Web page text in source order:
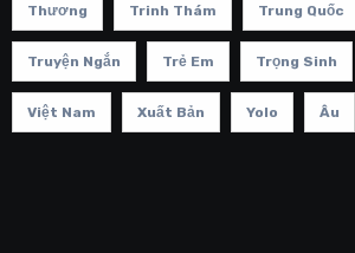
Thương Trinh Thám Trung Quốc
Truyện Ngắn Trẻ Em Trọng Sinh
Việt Nam Xuất Bản Yolo Âu